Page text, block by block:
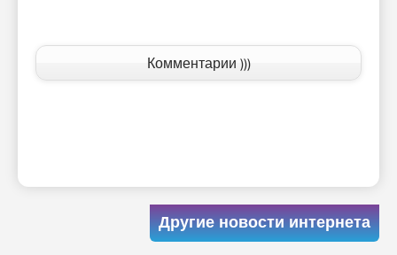
Комментарии )))
Другие новости интернета